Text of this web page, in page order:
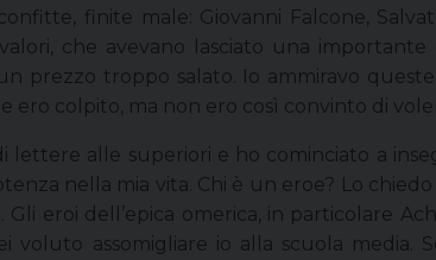
finite male: Giovanni Falcone,
che avevano lasciato una
prezzo troppo salato. Io ammiravo
ero colpito, ma non ero così convinto di
alle superiori e ho cominciato a
nella mia vita. Chi è un eroe? Lo chiedo
Gli eroi dell’epica omerica, in particolare
voluto assomigliare io alla scuola media.